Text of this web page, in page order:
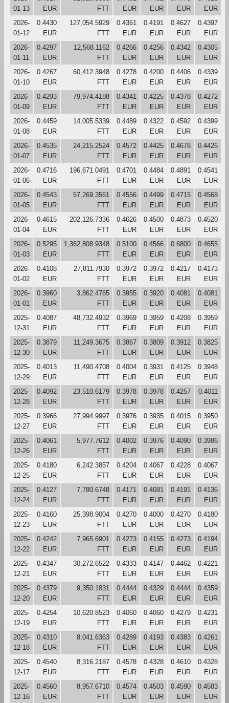
01-13
EUR
FTT
EUR
EUR
EUR
EUR
2026-
01-12
0.4430
EUR
127,054.5929
FTT
0.4361
EUR
0.4191
EUR
0.4627
EUR
0.4397
EUR
2026-
01-11
0.4297
EUR
12,568.1162
FTT
0.4266
EUR
0.4256
EUR
0.4342
EUR
0.4305
EUR
2026-
01-10
0.4267
EUR
60,412.3948
FTT
0.4278
EUR
0.4200
EUR
0.4406
EUR
0.4339
EUR
2026-
01-09
0.4293
EUR
79,974.4188
FTT
0.4341
EUR
0.4225
EUR
0.4378
EUR
0.4272
EUR
2026-
01-08
0.4459
EUR
14,005.5339
FTT
0.4489
EUR
0.4322
EUR
0.4592
EUR
0.4399
EUR
2026-
01-07
0.4535
EUR
24,215.2524
FTT
0.4572
EUR
0.4425
EUR
0.4678
EUR
0.4426
EUR
2026-
01-06
0.4716
EUR
196,671.0491
FTT
0.4701
EUR
0.4484
EUR
0.4891
EUR
0.4541
EUR
2026-
01-05
0.4543
EUR
57,269.3561
FTT
0.4556
EUR
0.4499
EUR
0.4715
EUR
0.4568
EUR
2026-
01-04
0.4615
EUR
202,126.7336
FTT
0.4626
EUR
0.4500
EUR
0.4873
EUR
0.4520
EUR
2026-
01-03
0.5295
EUR
1,362,808.9348
FTT
0.5100
EUR
0.4566
EUR
0.6800
EUR
0.4655
EUR
2026-
01-02
0.4108
EUR
27,811.7930
FTT
0.3972
EUR
0.3972
EUR
0.4217
EUR
0.4173
EUR
2026-
01-01
0.3960
EUR
3,862.4765
FTT
0.3955
EUR
0.3920
EUR
0.4081
EUR
0.4081
EUR
2025-
12-31
0.4087
EUR
48,732.4932
FTT
0.3969
EUR
0.3959
EUR
0.4208
EUR
0.3959
EUR
2025-
12-30
0.3879
EUR
11,249.3675
FTT
0.3867
EUR
0.3809
EUR
0.3912
EUR
0.3825
EUR
2025-
12-29
0.4013
EUR
11,490.4708
FTT
0.4004
EUR
0.3931
EUR
0.4125
EUR
0.3948
EUR
2025-
12-28
0.4092
EUR
23,510.6179
FTT
0.3978
EUR
0.3978
EUR
0.4257
EUR
0.4011
EUR
2025-
12-27
0.3966
EUR
27,994.9997
FTT
0.3976
EUR
0.3935
EUR
0.4015
EUR
0.3950
EUR
2025-
12-26
0.4061
EUR
5,977.7612
FTT
0.4002
EUR
0.3976
EUR
0.4090
EUR
0.3986
EUR
2025-
12-25
0.4180
EUR
6,242.3857
FTT
0.4204
EUR
0.4067
EUR
0.4228
EUR
0.4067
EUR
2025-
12-24
0.4127
EUR
7,780.6748
FTT
0.4171
EUR
0.4081
EUR
0.4191
EUR
0.4136
EUR
2025-
12-23
0.4160
EUR
25,398.9004
FTT
0.4270
EUR
0.4000
EUR
0.4270
EUR
0.4180
EUR
2025-
12-22
0.4242
EUR
7,965.6901
FTT
0.4273
EUR
0.4155
EUR
0.4273
EUR
0.4194
EUR
2025-
12-21
0.4347
EUR
30,272.6522
FTT
0.4333
EUR
0.4147
EUR
0.4462
EUR
0.4221
EUR
2025-
12-20
0.4379
EUR
9,350.1831
FTT
0.4444
EUR
0.4329
EUR
0.4444
EUR
0.4359
EUR
2025-
12-19
0.4254
EUR
10,620.8523
FTT
0.4060
EUR
0.4060
EUR
0.4279
EUR
0.4231
EUR
2025-
12-18
0.4310
EUR
8,041.6363
FTT
0.4289
EUR
0.4193
EUR
0.4383
EUR
0.4261
EUR
2025-
12-17
0.4540
EUR
8,316.2187
FTT
0.4578
EUR
0.4328
EUR
0.4610
EUR
0.4328
EUR
2025-
12-16
0.4560
EUR
8,957.6710
FTT
0.4574
EUR
0.4503
EUR
0.4590
EUR
0.4583
EUR